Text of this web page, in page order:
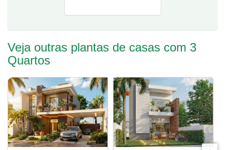
Veja outras plantas de casas com 3
Quartos